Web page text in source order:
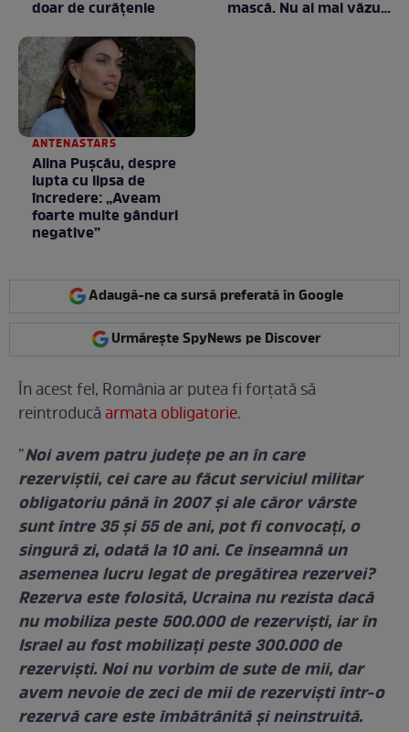
doar de curățenie mască. Nu ai mai văzut
ANTENASTARS
Alina Pușcău, despre
lupta cu lipsa de
încredere: „Aveam
foarte multe gânduri
negative”
Adaugă-ne ca sursă preferată în Google
Urmărește SpyNews pe Discover
În acest fel, România ar putea fi forțată să
reintroducăarmata obligatorie.
”Noi avem patru județe pe an în care
rezerviștii, cei care au făcut serviciul militar
obligatoriu până în 2007 și ale căror vârste
sunt între 35 și 55 de ani, pot fi convocați, o
singură zi, odată la 10 ani. Ce înseamnă un
asemenea lucru legat de pregătirea rezervei?
Rezerva este folosită, Ucraina nu rezista dacă
nu mobiliza peste 500.000 de rezerviști, iar în
Israel au fost mobilizați peste 300.000 de
rezerviști. Noi nu vorbim de sute de mii, dar
avem nevoie de zeci de mii de rezerviști într-o
rezervă care este îmbătrânită și neinstruită.